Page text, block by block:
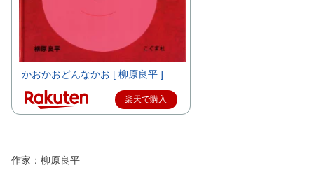
かおかおどんなかお [ 柳原良平 ]
楽天で購入
作家：柳原良平